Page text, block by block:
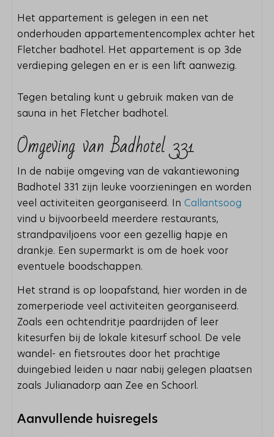
Het appartement is gelegen in een net
onderhouden appartementencomplex achter het
Fletcher badhotel. Het appartement is op 3de
verdieping gelegen en er is een lift aanwezig.
Tegen betaling kunt u gebruik maken van de
sauna in het Fletcher badhotel.
Omgeving van Badhotel 331
In de nabije omgeving van de vakantiewoning
Badhotel 331 zijn leuke voorzieningen en worden
veel activiteiten georganiseerd. In Callantsoog
vind u bijvoorbeeld meerdere restaurants,
strandpaviljoens voor een gezellig hapje en
drankje. Een supermarkt is om de hoek voor
eventuele boodschappen.
Het strand is op loopafstand, hier worden in de
zomerperiode veel activiteiten georganiseerd.
Zoals een ochtendritje paardrijden of leer
kitesurfen bij de lokale kitesurf school. De vele
wandel- en fietsroutes door het prachtige
duingebied leiden u naar nabij gelegen plaatsen
zoals Julianadorp aan Zee en Schoorl.
Aanvullende huisregels